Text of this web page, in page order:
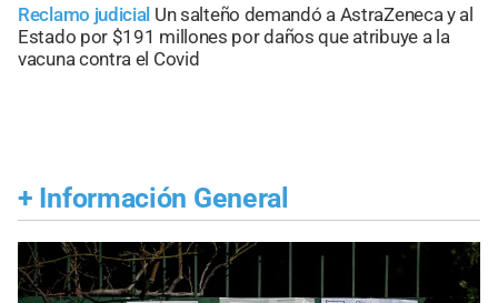
Reclamo judicial Un salteño demandó a AstraZeneca y al
Estado por $191 millones por daños que atribuye a la
vacuna contra el Covid
+ Información General